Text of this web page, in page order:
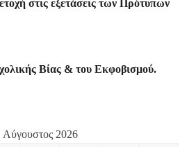
στις εξετάσεις των Πρότυπων
Βίας & του Εκφοβισμού.
Αύγουστος 2026